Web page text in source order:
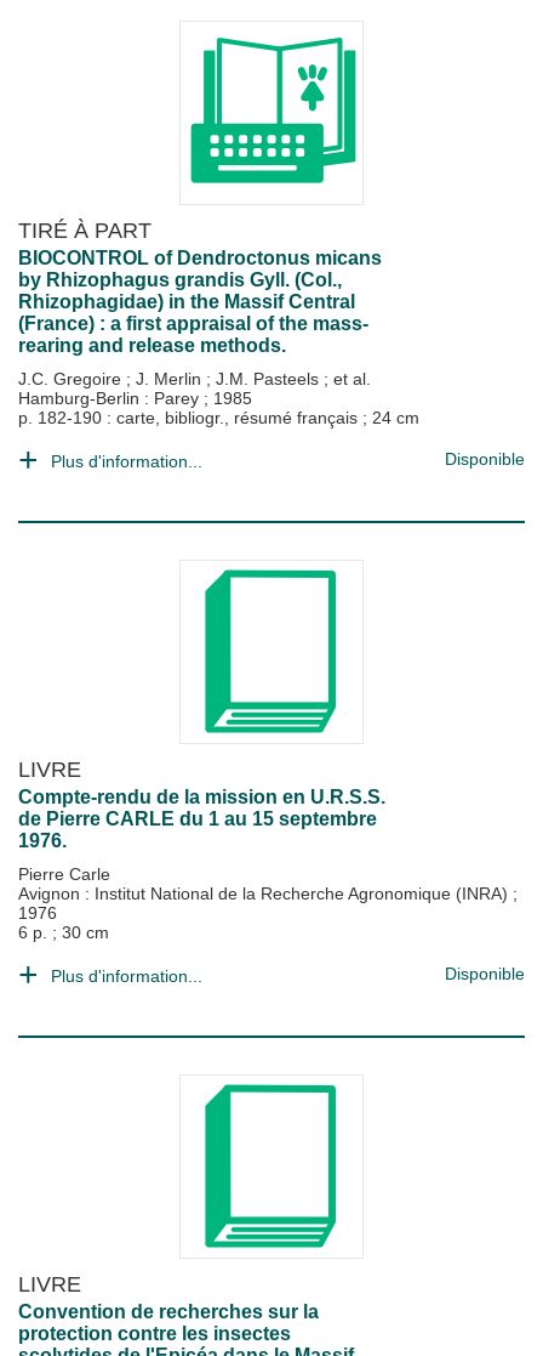
TIRÉ À PART
BIOCONTROL of Dendroctonus micans
by Rhizophagus grandis Gyll. (Col.,
Rhizophagidae) in the Massif Central
(France) : a first appraisal of the mass-
rearing and release methods.
J.C. Gregoire ; J. Merlin ; J.M. Pasteels ; et al.
Hamburg-Berlin : Parey ; 1985
p. 182-190 : carte, bibliogr., résumé français ; 24 cm
Plus d'information... Disponible
LIVRE
Compte-rendu de la mission en U.R.S.S.
de Pierre CARLE du 1 au 15 septembre
1976.
Pierre Carle
Avignon : Institut National de la Recherche Agronomique (INRA) ;
1976
6 p. ; 30 cm
Plus d'information... Disponible
LIVRE
Convention de recherches sur la
protection contre les insectes